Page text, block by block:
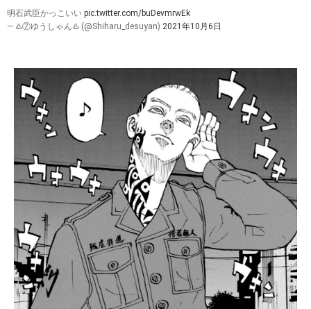
明石武臣かっこいい pic.twitter.com/buDevmrwEk
— ♨️⑦ゆうしゃん♨️ (@Shiharu_desuyan) 2021年10月6日